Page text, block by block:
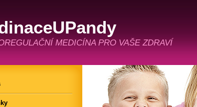
MEDICÍNA PRO VAŠE ZDRAVÍ